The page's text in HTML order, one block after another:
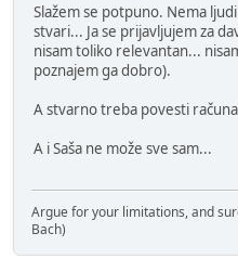
Slažem se potpuno. Nema
stvari... Ja se prijavljujem za
nisam toliko relevantan...
poznajem ga dobro).
A stvarno treba povesti
A i Saša ne može sve sam...
Argue for your limitations, and
Bach)